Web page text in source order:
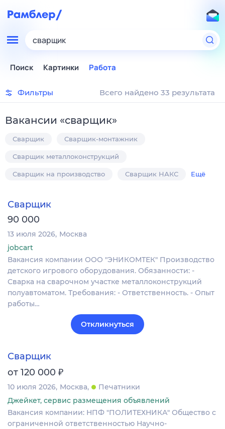
сварщик
Поиск Картинки Работа
Фильтры Всего найдено 33 результата
Вакансии «сварщик»
Сварщик Сварщик-монтажник
Сварщик металлоконструкций
Сварщик на производство Сварщик НАКС Ещё
Сварщик
90 000
13 июля 2026 Москва
jobcart
Вакансия компании ООО "ЭНИКОМТЕК" Производство
детского игрового оборудования. Обязанности: -
Сварка на сварочном участке металлоконструкций
полуавтоматом. Требования: - Ответственность. - Опыт
работы…
Откликнуться
Сварщик
от 120 000 ₽
10 июля 2026 Москва
Печатники
Джейкет, сервис размещения объявлений
Вакансия компании: НПФ "ПОЛИТЕХНИКА" Общество с
ограниченной ответственностью Научно-